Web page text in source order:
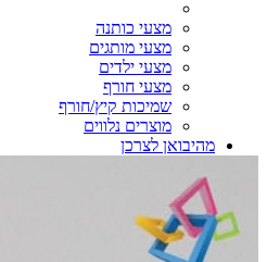
מצעי כותנה
מצעי מותגים
מצעי ילדים
מצעי חורף
שמיכות קיץ/חורף
מוצרים נלווים
מהיבואן לצרכן